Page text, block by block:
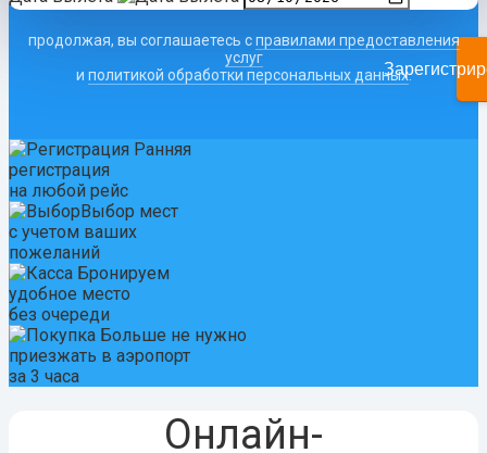
продолжая, вы соглашаетесь справилами предоставления
услуг
и политикой обработки персональных данных.
Ранняя
регистрация
на любой рейс
Выбор мест
с учетом ваших
пожеланий
Бронируем
удобное место
без очереди
Больше не нужно
приезжать в аэропорт
за 3 часа
Онлайн-